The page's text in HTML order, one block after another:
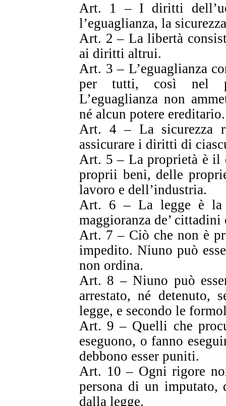
Art. 1 – I diritti
l’eguaglianza, la
Art. 2 – La libertà
ai diritti altrui.
Art. 3 – L’eguaglianza
per tutti, così nel
L’eguaglianza non
né alcun potere ereditario.
Art. 4 – La sicurezza
assicurare i diritti di
Art. 5 – La proprietà è il
proprii beni, delle
lavoro e dell’industria.
Art. 6 – La legge è la
maggioranza de’
Art. 7 – Ciò che non è
impedito. Niuno può
non ordina.
Art. 8 – Niuno può
arrestato, né detenuto,
legge, e secondo le
Art. 9 – Quelli che
eseguono, o fanno
debbono esser puniti.
Art. 10 – Ogni rigore
persona di un imputato,
dalla legge.